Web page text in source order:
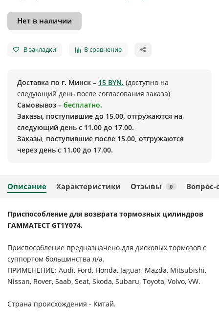
Нет в наличии
В закладки В сравнение
Доставка по г. Минск – 15 BYN. (доступно на
следующий день после согласования заказа)
Самовывоз – бесплатно.
Заказы, поступившие до 15.00, отгружаются на
следующий день с 11.00 до 17.00.
Заказы, поступившие после 15.00, отгружаются
через день с 11.00 до 17.00.
Описание Характеристики Отзывы 0 Вопрос-
Приспособление для возврата тормозных цилиндров
ГАММАТЕСТ GT1Y074.
Приспособление предназначено для дисковых тормозов с
суппортом большинства л/а.
ПРИМЕНЕНИЕ: Audi, Ford, Honda, Jaguar, Mazda, Mitsubishi,
Nissan, Rover, Saab, Seat, Skoda, Subaru, Toyota, Volvo, VW.
Страна происхождения - Китай.